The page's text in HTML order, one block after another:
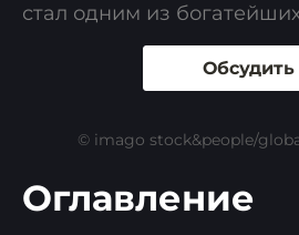
стал одним из
Обсудить
© imago stock&people/
Оглавление